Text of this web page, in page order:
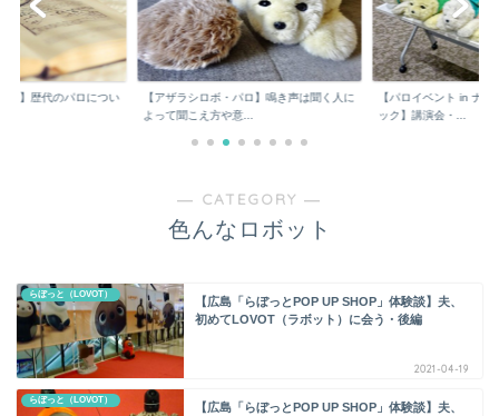
ロ】歴代のパロについ
【アザラシロボ・パロ】鳴き声は聞く人に
よって聞こえ方や意...
【パロイベント in ナ
ック】講演会・...
― CATEGORY ―
色んなロボット
らぼっと（LOVOT）
【広島「らぼっとPOP UP SHOP」体験談】夫、
初めてLOVOT（ラボット）に会う・後編
2021-04-19
らぼっと（LOVOT）
【広島「らぼっとPOP UP SHOP」体験談】夫、